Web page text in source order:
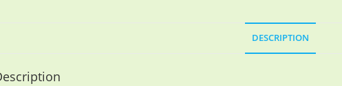
DESCRIPTION